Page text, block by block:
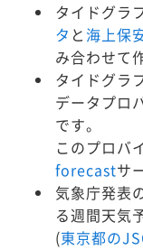
タイドグラ
タ と 海上保
み合わせて
タイドグラ
データプロ
です。
このプロバ
forecastサ
気象庁発表
る週間天気
(東京都の